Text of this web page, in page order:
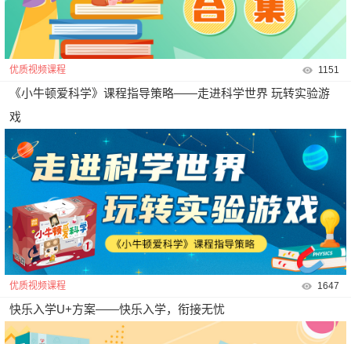
优质视频课程 1151
《小牛顿爱科学》课程指导策略——走进科学世界 玩转实验游
戏
优质视频课程 1647
快乐入学U+方案——快乐入学，衔接无忧